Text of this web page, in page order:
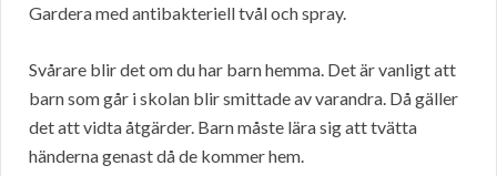
Gardera med antibakteriell tvål och spray.
Svårare blir det om du har barn hemma. Det är vanligt att
barn som går i skolan blir smittade av varandra. Då gäller
det att vidta åtgärder. Barn måste lära sig att tvätta
händerna genast då de kommer hem.